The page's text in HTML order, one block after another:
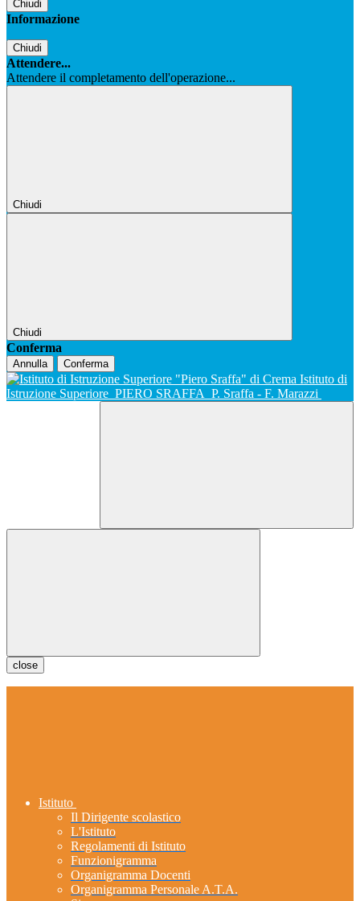
Chiudi
Informazione
Chiudi
Attendere...
Attendere il completamento dell'operazione...
Chiudi
Chiudi
Conferma
Annulla Conferma
Istituto di
Istruzione Superiore PIERO SRAFFA P. Sraffa - F. Marazzi
close
Istituto
Il Dirigente scolastico
L'Istituto
Regolamenti di Istituto
Funzionigramma
Organigramma Docenti
Organigramma Personale A.T.A.